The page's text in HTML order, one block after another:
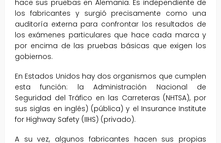
hace sus pruebas en Alemania. Es independiente de
los fabricantes y surgió precisamente como una
auditoría externa para confrontar los resultados de
los exámenes particulares que hace cada marca y
por encima de las pruebas básicas que exigen los
gobiernos.
En Estados Unidos hay dos organismos que cumplen
esta función: la Administración Nacional de
Seguridad del Tráfico en las Carreteras (NHTSA), por
sus siglas en inglés) (pública) y el Insurance Institute
for Highway Safety (IIHS) (privado).
A su vez, algunos fabricantes hacen sus propias